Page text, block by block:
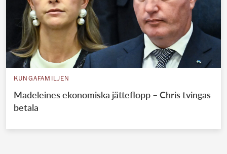
KUNGAFAMILJEN
Madeleines ekonomiska jätteflopp – Chris tvingas
betala